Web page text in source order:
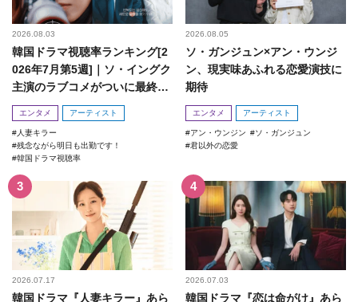
2026.08.03
韓国ドラマ視聴率ランキング[2
026年7月第5週]｜ソ・イングク
主演のラブコメがついに最終
回！
エンタメ アーティスト
人妻キラー
残念ながら明日も出勤です！
韓国ドラマ視聴率
2026.08.05
ソ・ガンジュン×アン・ウンジ
ン、現実味あふれる恋愛演技に
期待
エンタメ アーティスト
アン・ウンジン
ソ・ガンジュン
君以外の恋愛
2026.07.17
韓国ドラマ『人妻キラー』あら
2026.07.03
韓国ドラマ『恋は命がけ』あら